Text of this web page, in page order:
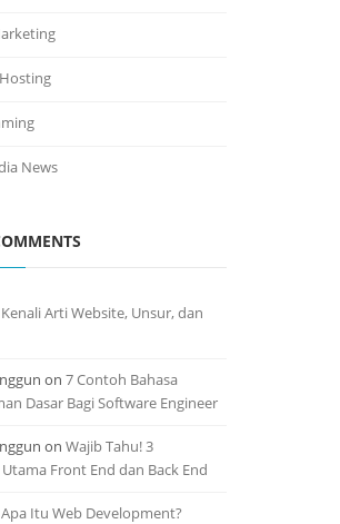
News
Kenali Arti Website, Unsur, dan
on 7 Contoh Bahasa
Dasar Bagi Software Engineer
on Wajib Tahu! 3
Front End dan Back End
Apa Itu Web Development?